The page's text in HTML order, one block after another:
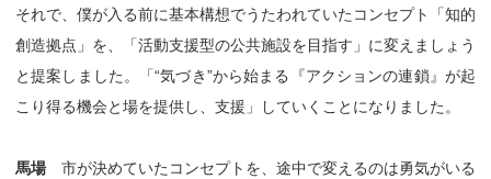
それで、僕が入る前に基本構想でうたわれていたコンセプト「知的
創造拠点」を、「活動支援型の公共施設を目指す」に変えましょう
と提案しました。「“気づき”から始まる『アクションの連鎖』が起
こり得る機会と場を提供し、支援」していくことになりました。
馬場市が決めていたコンセプトを、途中で変えるのは勇気がいる